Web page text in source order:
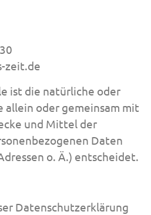
zeit.de
ist die natürliche oder
allein oder gemeinsam mit
und Mittel der
Daten
o. Ä.) entscheidet.
Datenschutzerklärung